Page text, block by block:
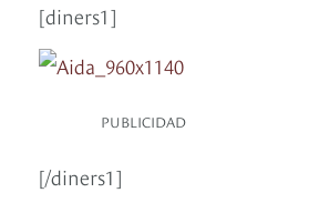
[diners1]
PUBLICIDAD
[/diners1]